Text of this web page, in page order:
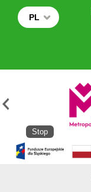
PL
Stop